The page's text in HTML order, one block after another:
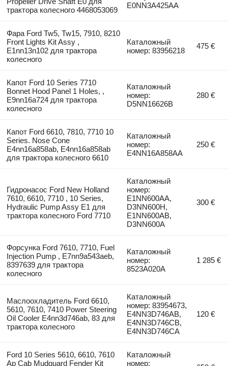
трактора колесного 4468053069
E0NN3A425AA
Фара Ford Tw5, Tw15, 7910, 8210
Front Lights Kit Assy ,
E1nn13n102 для трактора
колесного
Каталожный
номер: 83956218
475 €
Капот Ford 10 Series 7710
Bonnet Hood Panel 1 Holes, ,
E9nn16a724 для трактора
колесного
Каталожный
номер:
D5NN16626B
280 €
Капот Ford 6610, 7810, 7710 10
Series. Nose Cone
E4nn16a858ab, E4nn16a858ab
для трактора колесного 6610
Каталожный
номер:
E4NN16A858AA
250 €
Гидронасос Ford New Holland
7610, 6610, 7710 , 10 Series,
Hydraulic Pump Assy E1 для
трактора колесного Ford 7710
Каталожный
номер:
E1NN600AA,
D3NN600H,
E1NN600AB,
D3NN600A
300 €
Форсунка Ford 7610, 7710, Fuel
Injection Pump , E7nn9a543aeb,
8397639 для трактора
колесного
Каталожный
номер:
8523A020A
1 285 €
Маслоохладитель Ford 6610,
5610, 7610, 7410 Power Steering
Oil Cooler E4nn3d746ab, 83 для
трактора колесного
Каталожный
номер: 83954673,
E4NN3D746AB,
E4NN3D746CB,
E4NN3D746CA
120 €
Ford 10 Series 5610, 6610, 7610
Ap Cab Mudguard Fender Kit
Каталожный
номер: